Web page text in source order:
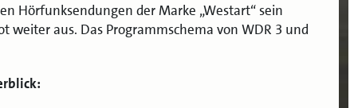
Hörfunksendungen der Marke „Westart“ sein
weiter aus. Das Programmschema von WDR 3 und